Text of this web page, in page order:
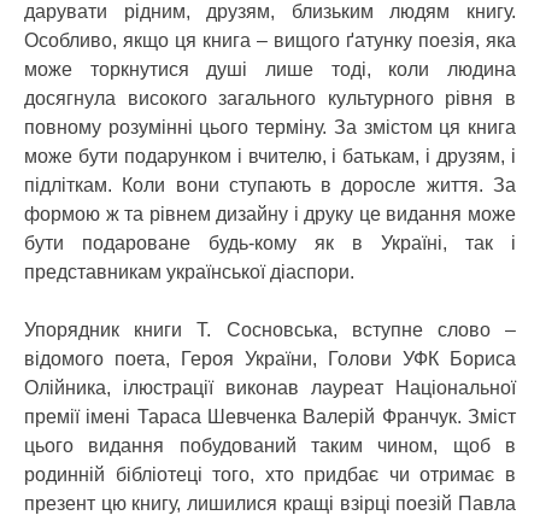
дарувати рідним, друзям, близьким людям книгу.
Особливо, якщо ця книга – вищого ґатунку поезія, яка
може торкнутися душі лише тоді, коли людина
досягнула високого загального культурного рівня в
повному розумінні цього терміну. За змістом ця книга
може бути подарунком і вчителю, і батькам, і друзям, і
підліткам. Коли вони ступають в доросле життя. За
формою ж та рівнем дизайну і друку це видання може
бути подароване будь-кому як в Україні, так і
представникам української діаспори.
Упорядник книги Т. Сосновська, вступне слово –
відомого поета, Героя України, Голови УФК Бориса
Олійника, ілюстрації виконав лауреат Національної
премії імені Тараса Шевченка Валерій Франчук. Зміст
цього видання побудований таким чином, щоб в
родинній бібліотеці того, хто придбає чи отримає в
презент цю книгу, лишилися кращі взірці поезій Павла